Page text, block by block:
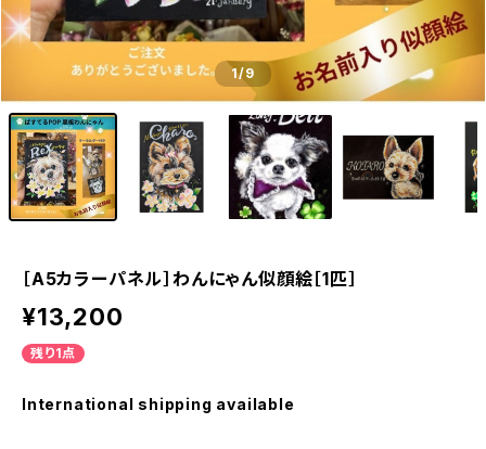
1/9
［A5カラーパネル］わんにゃん似顔絵［1匹］
¥13,200
残り1点
International shipping available